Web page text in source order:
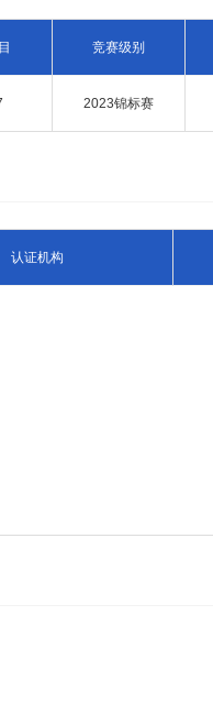
竞赛级别
2023锦标赛
认证机构